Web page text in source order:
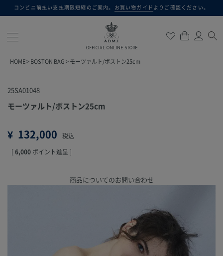
コンビニ前払い支払期限短縮のご案内。 お買い物ガイド よりご確認ください。
OFFICIAL ONLINE STORE
検索
HOME BOSTON BAG モーツァルト/ボストン25cm
25SA01048
モーツァルト/ボストン25cm
¥ 132,000
税込
[ 6,000 ポイント進呈 ]
商品についてのお問い合わせ